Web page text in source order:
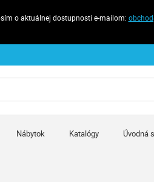
o aktuálnej dostupnosti e-mailom:
Nábytok Katalógy Úvodná